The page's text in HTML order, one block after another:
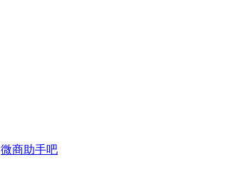
微商助手吧